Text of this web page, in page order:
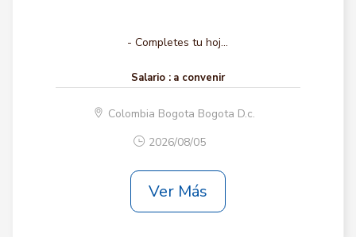
- Completes tu hoj...
Salario : a convenir
Colombia Bogota Bogota D.c.
2026/08/05
Ver Más